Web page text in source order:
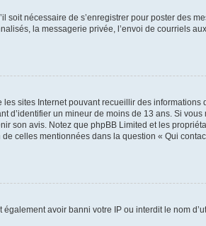
nécessaire de s’enregistrer pour poster des
la messagerie privée, l’envoi de courriels
sites Internet pouvant recueillir des
un mineur de moins de 13 ans. Si
son avis. Notez que phpBB Limited et les
celles mentionnées dans la question « Qui
avoir banni votre IP ou interdit le nom